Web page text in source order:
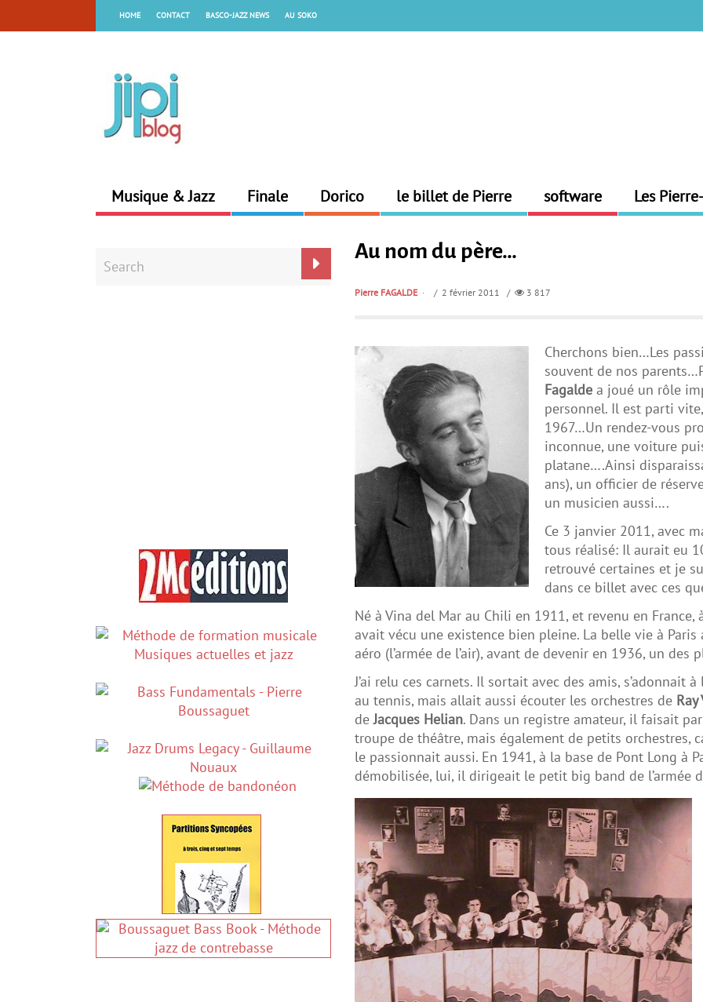
HOME CONTACT BASCO-JAZZ NEWS AU SOKO
Musique & Jazz Finale Dorico le billet de Pierre software Les
Au nom du père…
Pierre FAGALDE / 2 février 2011 / 3 817
Cherchons bien…Les
souvent de nos
Fagalde a joué un rôle
personnel. Il est parti
1967…Un rendez-vous
inconnue, une voiture
platane….Ainsi
ans), un officier de
un musicien aussi….
Ce 3 janvier 2011, avec
tous réalisé: Il aurait eu
retrouvé certaines et je
dans ce billet avec ces
Né à Vina del Mar au Chili en 1911, et revenu en
avait vécu une existence bien pleine. La belle vie à Paris
aéro (l’armée de l’air), avant de devenir en 1936, un
J’ai relu ces carnets. Il sortait avec des amis, s’adonnait
au tennis, mais allait aussi écouter les orchestres de Ray
deJacques Helian. Dans un registre amateur, il faisait
troupe de théâtre, mais également de petits orchestres,
le passionnait aussi. En 1941, à la base de Pont Long à
démobilisée, lui, il dirigeait le petit big band de l’armée